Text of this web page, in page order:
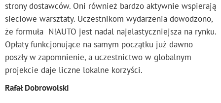
strony dostawców. Oni również bardzo aktywnie wspierają
sieciowe warsztaty. Uczestnikom wydarzenia dowodzono,
że formuła N!AUTO jest nadal najelastyczniejsza na rynku.
Opłaty funkcjonujące na samym początku już dawno
poszły w zapomnienie, a uczestnictwo w globalnym
projekcie daje liczne lokalne korzyści.
Rafał Dobrowolski